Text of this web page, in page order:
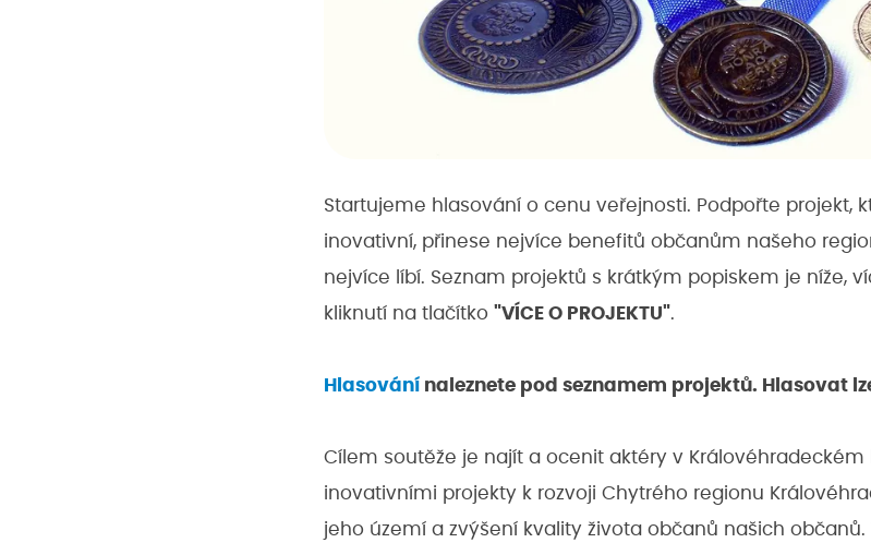
Startujeme hlasování o cenu veřejnosti. Podpořte projekt,
inovativní, přinese nejvíce benefitů občanům našeho
nejvíce líbí. Seznam projektů s krátkým popiskem je níže,
kliknutí na tlačítko "VÍCE O PROJEKTU".
Hlasování naleznete pod seznamem projektů. Hlasovat lze
Cílem soutěže je najít a ocenit aktéry v Královéhradeckém
inovativními projekty k rozvoji Chytrého regionu
jeho území a zvýšení kvality života občanů našich